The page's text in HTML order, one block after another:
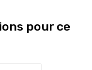
pour ce